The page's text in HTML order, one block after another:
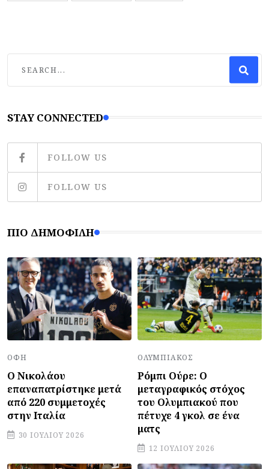
STAY CONNECTED
FOLLOW US
FOLLOW US
ΠΙΟ ΔΗΜΟΦΙΛΉ
ΟΦΗ
Ο Νικολάου
επαναπατρίστηκε μετά
από 220 συμμετοχές
στην Ιταλία
30 ΙΟΥΛΊΟΥ 2026
ΟΛΥΜΠΙΑΚΌΣ
Ρόμπι Ούρε: Ο
μεταγραφικός στόχος
του Ολυμπιακού που
πέτυχε 4 γκολ σε ένα
ματς
12 ΙΟΥΛΊΟΥ 2026